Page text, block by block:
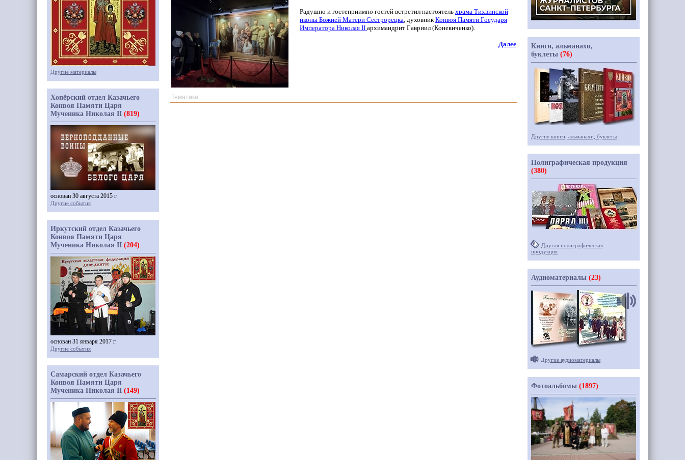
Радушно и гостеприимно гостей встретил настоятель храма Тихвинской
иконы Божией Матери Сестрорецка, духовникКонвоя Памяти Государя
Императора Николая II архимандрит Гавриил (Коневиченко).
Далее
Тематика:
Другие материалы
Хопёрский отдел Казачьего
Конвоя Памяти Царя
Мученика Николая II (819)
основан 30 августа 2015 г.
Другие события
Иркутский отдел Казачьего
Конвоя Памяти Царя
Мученика Николая II (204)
основан 31 января 2017 г.
Другие события
Самарский отдел Казачьего
Конвоя Памяти Царя
Мученика Николая II (149)
Книги, альманахи,
буклеты (76)
Другие книги, альманахи, буклеты
Полиграфическая продукция
(380)
Другая полиграфическая
продукция
Аудиоматериалы (23)
Другие аудиоматериалы
Фотоальбомы (1897)